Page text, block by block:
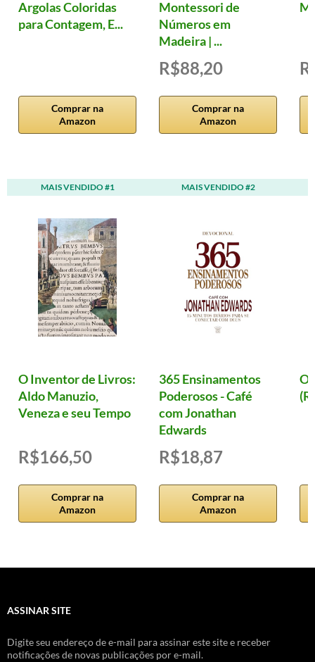
Argolas Coloridas
para Contagem, E...
Comprar na
Amazon
Montessori de
Números em
Madeira | ...
R$88,20
Comprar na
Amazon
MAIS VENDIDO #1
O Inventor de Livros:
Aldo Manuzio,
Veneza e seu Tempo
R$166,50
Comprar na
Amazon
MAIS VENDIDO #2
365 Ensinamentos
Poderosos - Café
com Jonathan
Edwards
R$18,87
Comprar na
Amazon
ASSINAR SITE
Digite seu endereço de e-mail para assinar este site e receber
notificações de novas publicações por e-mail.